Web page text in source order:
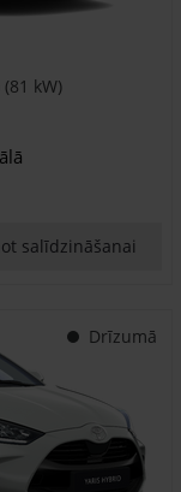
kW)
salīdzināšanai
Drīzumā